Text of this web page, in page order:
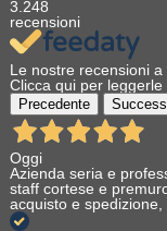
3.248
recensioni
Le nostre recensioni a
Clicca qui per leggerle
Precedente
Oggi
Azienda seria e
staff cortese e
acquisto e